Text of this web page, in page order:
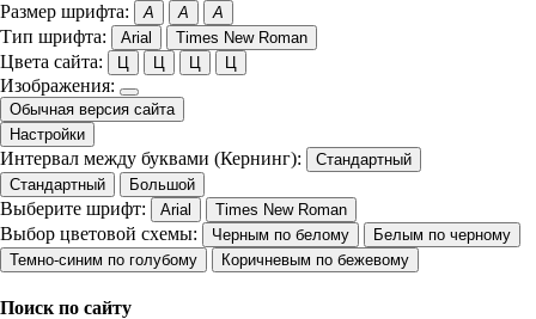
Размер шрифта: A A A
Тип шрифта: Arial Times New Roman
Цвета сайта: Ц Ц Ц Ц
Изображения:
Обычная версия сайта
Настройки
Интервал между буквами (Кернинг):
Стандартный
Стандартный
Большой
Выберите шрифт: Arial Times New Roman
Выбор цветовой схемы: Черным по белому
Белым по черному
Темно-синим по голубому
Коричневым по бежевому
Поиск по сайту